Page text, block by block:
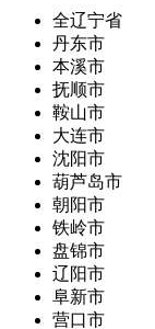
全辽宁省
丹东市
本溪市
抚顺市
鞍山市
大连市
沈阳市
葫芦岛市
朝阳市
铁岭市
盘锦市
辽阳市
阜新市
营口市